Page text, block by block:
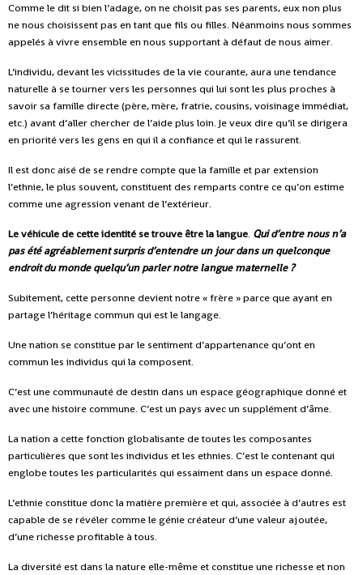
Comme le dit si bien l’adage, on ne choisit pas ses parents, eux non plus
ne nous choisissent pas en tant que fils ou filles. Néanmoins nous sommes
appelés à vivre ensemble en nous supportant à défaut de nous aimer.
L’individu, devant les vicissitudes de la vie courante, aura une tendance
naturelle à se tourner vers les personnes qui lui sont les plus proches à
savoir sa famille directe (père, mère, fratrie, cousins, voisinage immédiat,
etc.) avant d’aller chercher de l’aide plus loin. Je veux dire qu’il se dirigera
en priorité vers les gens en qui il a confiance et qui le rassurent.
Il est donc aisé de se rendre compte que la famille et par extension
l’ethnie, le plus souvent, constituent des remparts contre ce qu’on estime
comme une agression venant de l’extérieur.
Le véhicule de cette identité se trouve être la langue. Qui d’entre nous n’a
pas été agréablement surpris d’entendre un jour dans un quelconque
endroit du monde quelqu’un parler notre langue maternelle ?
Subitement, cette personne devient notre « frère » parce que ayant en
partage l’héritage commun qui est le langage.
Une nation se constitue par le sentiment d’appartenance qu’ont en
commun les individus qui la composent.
C’est une communauté de destin dans un espace géographique donné et
avec une histoire commune. C’est un pays avec un supplément d’âme.
La nation a cette fonction globalisante de toutes les composantes
particulières que sont les individus et les ethnies. C’est le contenant qui
englobe toutes les particularités qui essaiment dans un espace donné.
L’ethnie constitue donc la matière première et qui, associée à d’autres est
capable de se révéler comme le génie créateur d’une valeur ajoutée,
d’une richesse profitable à tous.
La diversité est dans la nature elle-même et constitue une richesse et non